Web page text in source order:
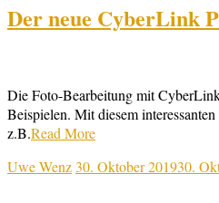
Der neue CyberLink
Die Foto-Bearbeitung mit
Beispielen. Mit diesem
z.B.Read More
Uwe Wenz30. Oktober 201930.